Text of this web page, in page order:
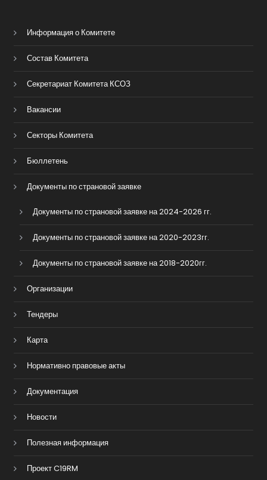
Информация о Комитете
Состав Комитета
Секретариат Комитета КСОЗ
Вакансии
Секторы Комитета
Бюллетень
Документы по страновой заявке
Документы по страновой заявке на 2024-2026 гг.
Документы по страновой заявке на 2020-2023гг.
Документы по страновой заявке на 2018-2020гг.
Организации
Тендеры
Карта
Нормативно правовые акты
Документация
Новости
Полезная информация
Проект C19RM